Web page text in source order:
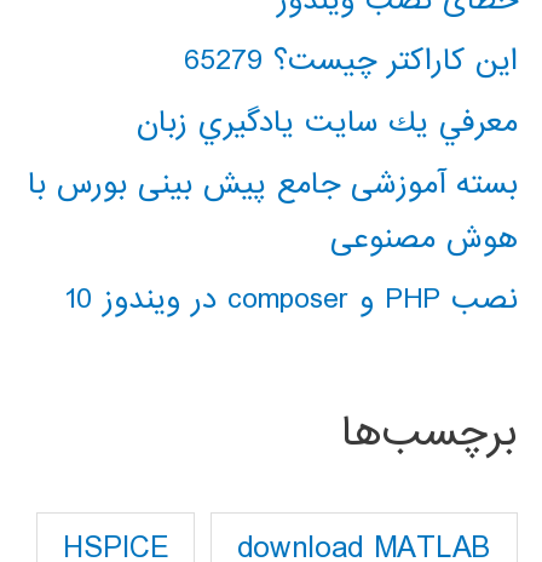
این کاراکتر چیست؟ 65279
معرفي يك سايت يادگيري زبان
بسته آموزشی جامع پیش بینی بورس با
هوش مصنوعی
نصب PHP و composer در ویندوز 10
برچسب‌ها
download MATLAB
HSPICE